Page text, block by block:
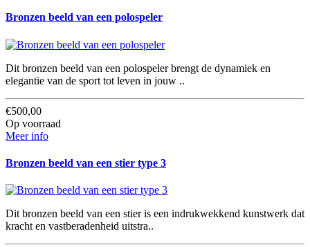
Bronzen beeld van een polospeler
Dit bronzen beeld van een polospeler brengt de dynamiek en
elegantie van de sport tot leven in jouw ..
€500,00
Op voorraad
Meer info
Bronzen beeld van een stier type 3
Dit bronzen beeld van een stier is een indrukwekkend kunstwerk dat
kracht en vastberadenheid uitstra..